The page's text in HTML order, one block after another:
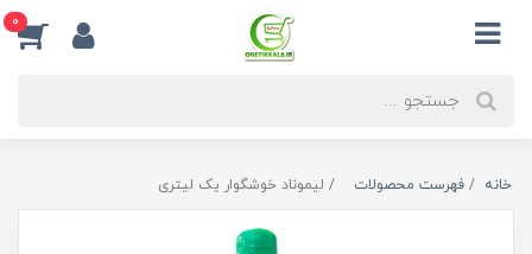
0
خانه فهرست محصولات لیموناد خوشگوار یک لیتری